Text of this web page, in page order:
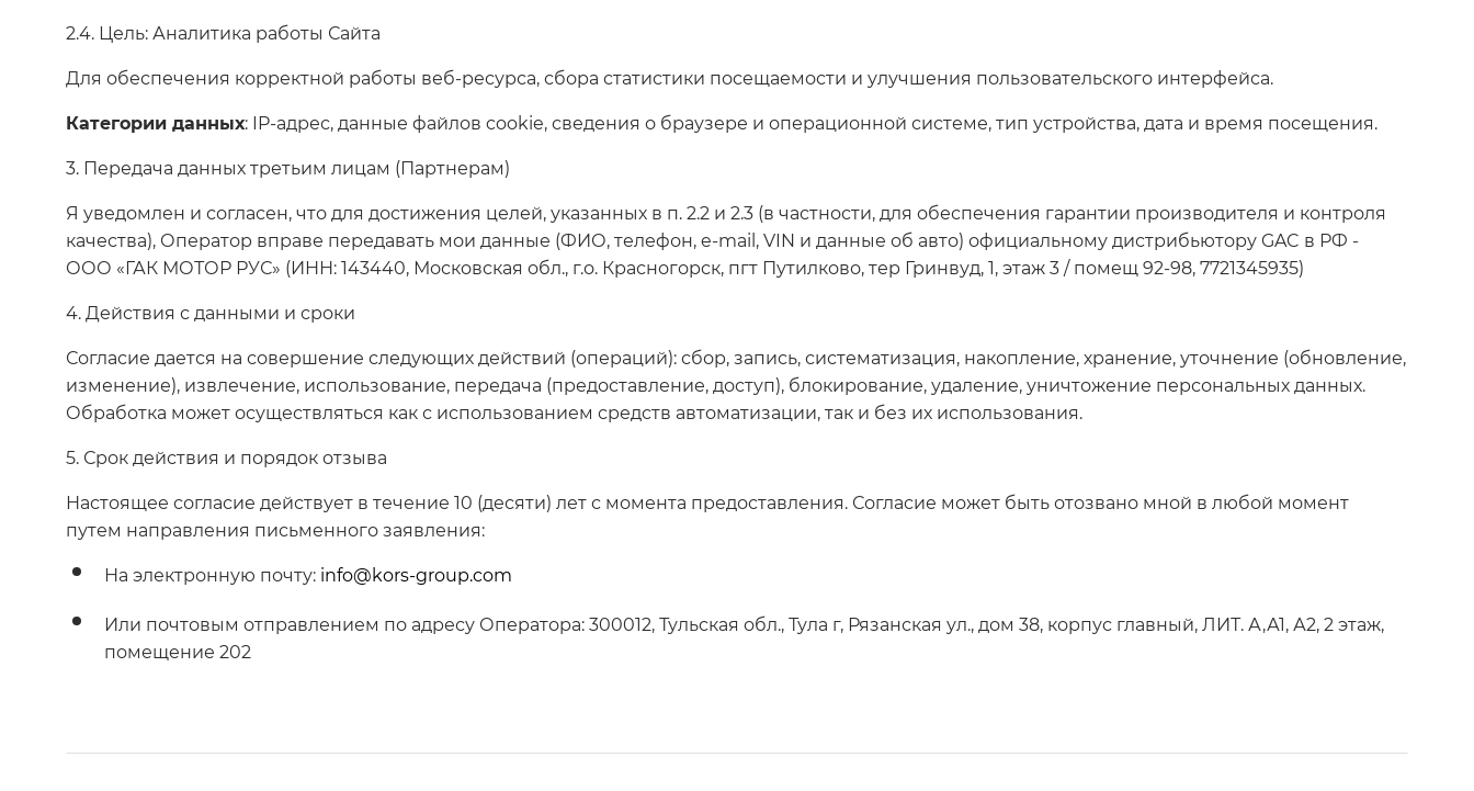
2.4. Цель: Аналитика работы Сайта
Для обеспечения корректной работы веб-ресурса, сбора статистики посещаемости и улучшения пользовательского интерфейса.
Категории данных: IP-адрес, данные файлов cookie, сведения о браузере и операционной системе, тип устройства, дата и время посещения.
3. Передача данных третьим лицам (Партнерам)
Я уведомлен и согласен, что для достижения целей, указанных в п. 2.2 и 2.3 (в частности, для обеспечения гарантии производителя и контроля
качества), Оператор вправе передавать мои данные (ФИО, телефон, e-mail, VIN и данные об авто) официальному дистрибьютору GAC в РФ -
ООО «ГАК МОТОР РУС» (ИНН: 143440, Московская обл., г.о. Красногорск, пгт Путилково, тер Гринвуд, 1, этаж 3 / помещ 92-98, 7721345935)
4. Действия с данными и сроки
Согласие дается на совершение следующих действий (операций): сбор, запись, систематизация, накопление, хранение, уточнение (обновление,
изменение), извлечение, использование, передача (предоставление, доступ), блокирование, удаление, уничтожение персональных данных.
Обработка может осуществляться как с использованием средств автоматизации, так и без их использования.
5. Срок действия и порядок отзыва
Настоящее согласие действует в течение 10 (десяти) лет с момента предоставления. Согласие может быть отозвано мной в любой момент
путем направления письменного заявления:
На электронную почту: info@kors-group.com
Или почтовым отправлением по адресу Оператора: 300012, Тульская обл., Тула г, Рязанская ул., дом 38, корпус главный, ЛИТ. А,А1, А2, 2 этаж,
помещение 202